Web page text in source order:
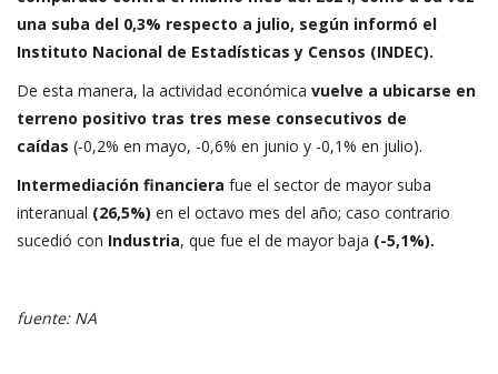
una suba del 0,3% respecto a julio, según informó el
Instituto Nacional de Estadísticas y Censos (INDEC).
De esta manera, la actividad económica vuelve a ubicarse en
terreno positivo tras tres mese consecutivos de
caídas (-0,2% en mayo, -0,6% en junio y -0,1% en julio).
Intermediación financiera fue el sector de mayor suba
interanual (26,5%) en el octavo mes del año; caso contrario
sucedió con Industria, que fue el de mayor baja (-5,1%).
fuente: NA